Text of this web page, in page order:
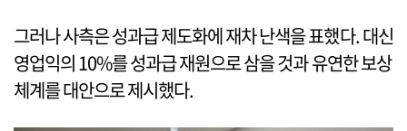
그러나 사측은 성과급 제도화에 재차 난색을 표했다. 대신
영업익의 10%를 성과급 재원으로 삼을 것과 유연한 보상
체계를 대안으로 제시했다.